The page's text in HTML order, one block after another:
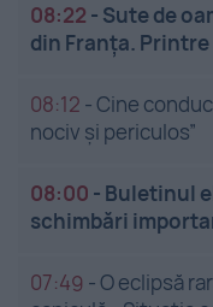
08:22 - Sute de
din Franța.
08:12 -Cine
nociv și periculos”
08:00 - Buletinul
schimbări
07:49 -O eclipsă